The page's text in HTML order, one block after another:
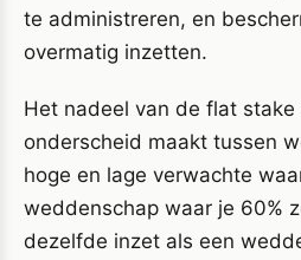
te administreren, en
overmatig inzetten.
Het nadeel van de flat stake
onderscheid maakt tussen
hoge en lage verwachte
weddenschap waar je 60%
dezelfde inzet als een